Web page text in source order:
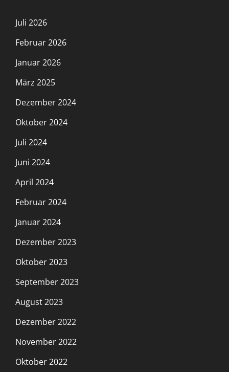
Juli 2026
Februar 2026
Januar 2026
März 2025
Dezember 2024
Oktober 2024
Juli 2024
Juni 2024
April 2024
Februar 2024
Januar 2024
Dezember 2023
Oktober 2023
September 2023
August 2023
Dezember 2022
November 2022
Oktober 2022